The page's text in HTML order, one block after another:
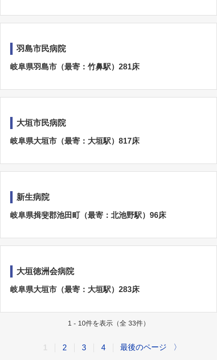
羽島市民病院
岐阜県羽島市（最寄：竹鼻駅）281床
大垣市民病院
岐阜県大垣市（最寄：大垣駅）817床
新生病院
岐阜県揖斐郡池田町（最寄：北池野駅）96床
大垣徳洲会病院
岐阜県大垣市（最寄：大垣駅）283床
1 - 10件を表示（全 33件）
2 3 4 最後のページ 〉